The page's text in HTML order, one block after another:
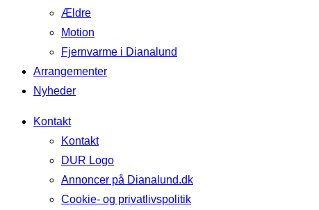
Ældre
Motion
Fjernvarme i Dianalund
Arrangementer
Nyheder
Kontakt
Kontakt
DUR Logo
Annoncer på Dianalund.dk
Cookie- og privatlivspolitik